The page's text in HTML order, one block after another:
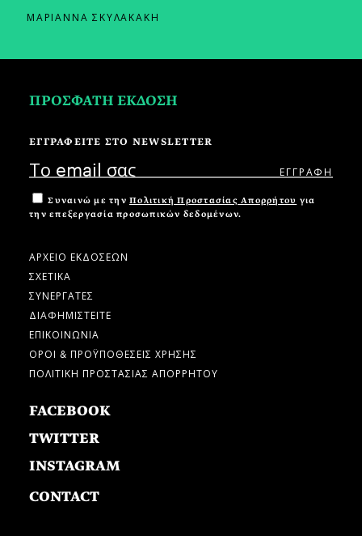
ΜΑΡΙΑΝΝΑ ΣΚΥΛΑΚΑΚΗ
ΠΡΟΣΦΑΤΗ ΕΚΔΟΣΗ
ΕΓΓΡΑΦΕΙΤΕ ΣΤΟ NEWSLETTER
Συναινώ με την Πολιτική Προστασίας Απορρήτου για
την επεξεργασία προσωπικών δεδομένων.
ΑΡΧΕΙΟ ΕΚΔΟΣΕΩΝ
ΣΧΕΤΙΚΑ
ΣΥΝΕΡΓΑΤΕΣ
ΔΙΑΦΗΜΙΣΤΕΙΤΕ
ΕΠΙΚΟΙΝΩΝΙΑ
ΟΡΟΙ & ΠΡΟΫΠΟΘΕΣΕΙΣ ΧΡΗΣΗΣ
ΠΟΛΙΤΙΚΗ ΠΡΟΣΤΑΣΙΑΣ ΑΠΟΡΡΗΤΟΥ
FACEBOOK
TWITTER
INSTAGRAM
CONTACT